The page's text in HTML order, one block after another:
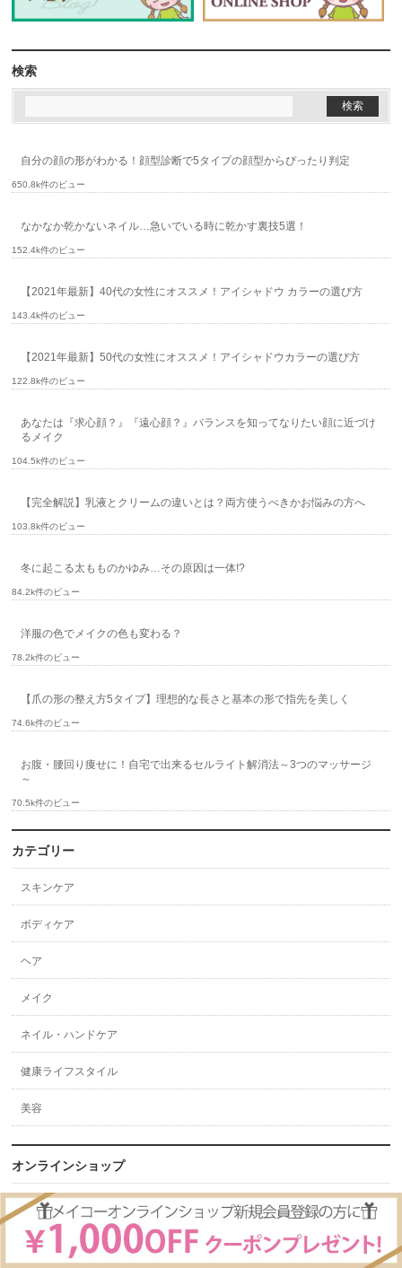
検索
自分の顔の形がわかる！顔型診断で5タイプの顔型からぴったり判定
650.8k件のビュー
なかなか乾かないネイル…急いでいる時に乾かす裏技5選！
152.4k件のビュー
【2021年最新】40代の女性にオススメ！アイシャドウ カラーの選び方
143.4k件のビュー
【2021年最新】50代の女性にオススメ！アイシャドウカラーの選び方
122.8k件のビュー
あなたは『求心顔？』『遠心顔？』バランスを知ってなりたい顔に近づけ
るメイク
104.5k件のビュー
【完全解説】乳液とクリームの違いとは？両方使うべきかお悩みの方へ
103.8k件のビュー
冬に起こる太もものかゆみ…その原因は一体!?
84.2k件のビュー
洋服の色でメイクの色も変わる？
78.2k件のビュー
【爪の形の整え方5タイプ】理想的な長さと基本の形で指先を美しく
74.6k件のビュー
お腹・腰回り痩せに！自宅で出来るセルライト解消法～3つのマッサージ
～
70.5k件のビュー
カテゴリー
スキンケア
ボディケア
ヘア
メイク
ネイル・ハンドケア
健康ライフスタイル
美容
オンラインショップ
全てのアイテム
スキンケアアイテム